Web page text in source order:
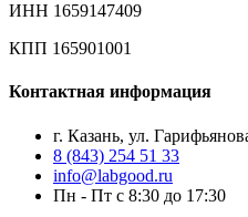
ИНН 1659147409
КПП 165901001
Контактная информация
г. Казань, ул.
8 (843) 254 51 33
info@labgood.ru
Пн - Пт с 8:30 до 17:30